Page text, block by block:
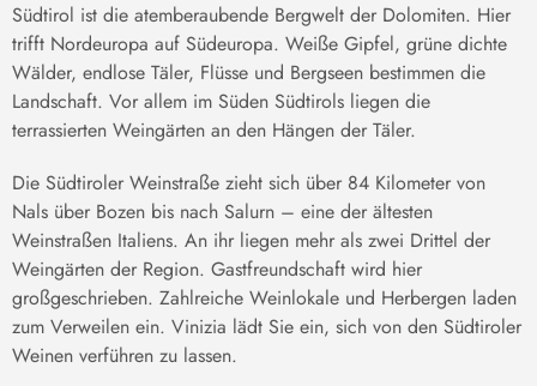
Südtirol ist die atemberaubende Bergwelt der Dolomiten. Hier
trifft Nordeuropa auf Südeuropa. Weiße Gipfel, grüne dichte
Wälder, endlose Täler, Flüsse und Bergseen bestimmen die
Landschaft. Vor allem im Süden Südtirols liegen die
terrassierten Weingärten an den Hängen der Täler.
Die Südtiroler Weinstraße zieht sich über 84 Kilometer von
Nals über Bozen bis nach Salurn – eine der ältesten
Weinstraßen Italiens. An ihr liegen mehr als zwei Drittel der
Weingärten der Region. Gastfreundschaft wird hier
großgeschrieben. Zahlreiche Weinlokale und Herbergen laden
zum Verweilen ein. Vinizia lädt Sie ein, sich von den Südtiroler
Weinen verführen zu lassen.